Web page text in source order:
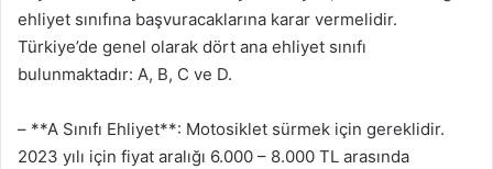
ehliyet sınıfına başvuracaklarına karar vermelidir.
Türkiye’de genel olarak dört ana ehliyet sınıfı
bulunmaktadır: A, B, C ve D.
– **A Sınıfı Ehliyet**: Motosiklet sürmek için gereklidir.
2023 yılı için fiyat aralığı 6.000 – 8.000 TL arasında